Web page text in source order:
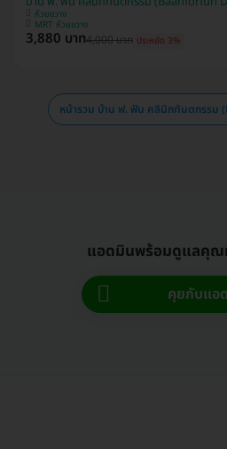
ห้วยขวาง
MRT ห้วยขวาง
3,880 บาท4,000 บาท ประหยัด 3%
หน้ารวม บ้าน ฟ. ฟัน คลินิกทันตกรร
แอดมินพร้อมดูแลคุณ
คุยกับแอ